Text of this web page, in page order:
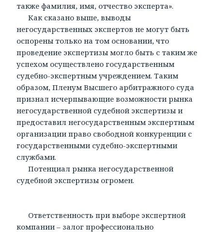
также фамилия, имя, отчество эксперта».
Как сказано выше, выводы
негосударственных экспертов не могут быть
оспорены только на том основании, что
проведение экспертизы могло быть с таким же
успехом осуществлено государственным
судебно-экспертным учреждением. Таким
образом, Пленум Высшего арбитражного суда
признал исчерпывающие возможности рынка
негосударственной судебной экспертизы и
предоставил негосударственным экспертным
организации право свободной конкуренции с
государственными судебно-экспертными
службами.
Потенциал рынка негосударственной
судебной экспертизы огромен.
Ответственность при выборе экспертной
компании – залог профессионально